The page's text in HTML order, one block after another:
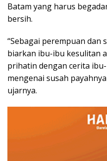
Batam yang harus
bersih.
“Sebagai perempuan dan
biarkan ibu-ibu kesulitan
prihatin dengan cerita
mengenai susah
ujarnya.